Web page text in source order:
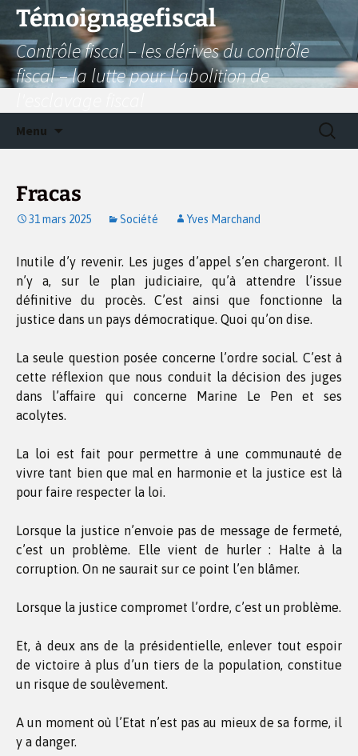
Aller
contenu
Témoignagefiscal
Contrôle fiscal – les dérives du contrôle
fiscal – la lutte pour l'abolition de
Menu
Fracas
31 mars 2025 Société Yves Marchand
Inutile d’y revenir. Les juges d’appel s’en chargeront. Il
n’y a, sur le plan judiciaire, qu’à attendre l’issue
définitive du procès. C’est ainsi que fonctionne la
justice dans un pays démocratique. Quoi qu’on dise.
La seule question posée concerne l’ordre social. C’est à
cette réflexion que nous conduit la décision des juges
dans l’affaire qui concerne Marine Le Pen et ses
acolytes.
La loi est fait pour permettre à une communauté de
vivre tant bien que mal en harmonie et la justice est là
pour faire respecter la loi.
Lorsque la justice n’envoie pas de message de fermeté,
c’est un problème. Elle vient de hurler : Halte à la
corruption. On ne saurait sur ce point l’en blâmer.
Lorsque la justice compromet l’ordre, c’est un problème.
Et, à deux ans de la présidentielle, enlever tout espoir
de victoire à plus d’un tiers de la population, constitue
un risque de soulèvement.
A un moment où l’Etat n’est pas au mieux de sa forme, il
y a danger.